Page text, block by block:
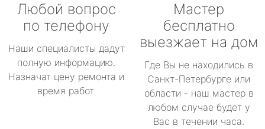
Любой вопрос
по телефону
Наши специалисты дадут
полную информацию.
Назначат цену ремонта и
время работ.
Мастер
бесплатно
выезжает на дом
Где Вы не находились в
Санкт-Петербурге или
области - наш мастер в
любом случае будет у
Вас в течении часа.